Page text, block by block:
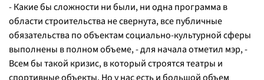
-Какие бы сложности ни были, ни одна программа в
области строительства не свернута, все публичные
обязательства по объектам социально-культурной сферы
выполнены в полном объеме,- для начала отметил мэр,-
Всем бы такой кризис, в который строятся театры и